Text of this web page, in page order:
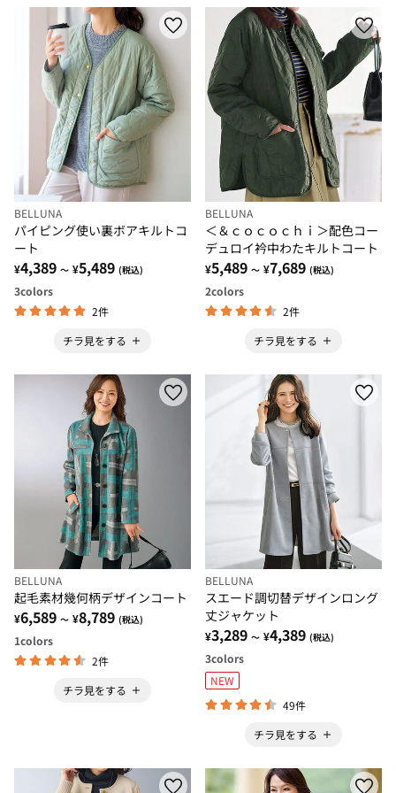
BELLUNA
パイピング使い裏ボアキルトコ
ート
¥4,389 ～ ¥5,489 (税込)
3colors
2件
チラ見をする
BELLUNA
＜＆ｃｏｃｏｃｈｉ＞配色コー
デュロイ衿中わたキルトコート
¥5,489 ～ ¥7,689 (税込)
2colors
2件
チラ見をする
BELLUNA
起毛素材幾何柄デザインコート
¥6,589 ～ ¥8,789 (税込)
1colors
2件
チラ見をする
BELLUNA
スエード調切替デザインロング
丈ジャケット
¥3,289 ～ ¥4,389 (税込)
3colors
NEW
49件
チラ見をする